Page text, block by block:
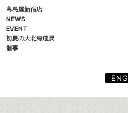
高島屋新宿店
NEWS
EVENT
初夏の大北海道展
催事